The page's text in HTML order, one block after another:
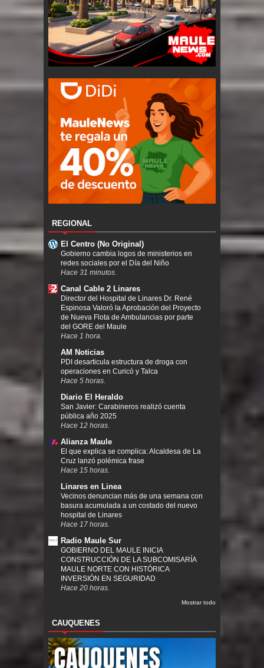
REGIONAL
El Centro (No Original)
Gobierno cambia logos de ministerios en
redes sociales por el Día del Niño
Hace 31 minutos.
Canal Cable 2 Linares
Director del Hospital de Linares Dr. René
Espinosa Valoró la Aprobación del Proyecto
de Nueva Flota de Ambulancias por parte
del GORE del Maule
Hace 1 hora.
AM Noticias
PDI desarticula estructura de droga con
operaciones en Curicó y Talca
Hace 5 horas.
Diario El Heraldo
San Javier: Carabineros realizó cuenta
pública año 2025
Hace 12 horas.
Alianza Maule
El que explica se complica: Alcaldesa de La
Cruz lanzó polémica frase
Hace 15 horas.
Linares en Linea
Vecinos denuncian más de una semana con
basura acumulada a un costado del nuevo
hospital de Linares
Hace 17 horas.
Radio Maule Sur
GOBIERNO DEL MAULE INICIA
CONSTRUCCIÓN DE LA SUBCOMISARÍA
MAULE NORTE CON HISTÓRICA
INVERSIÓN EN SEGURIDAD
Hace 20 horas.
Mostrar todo
CAUQUENES